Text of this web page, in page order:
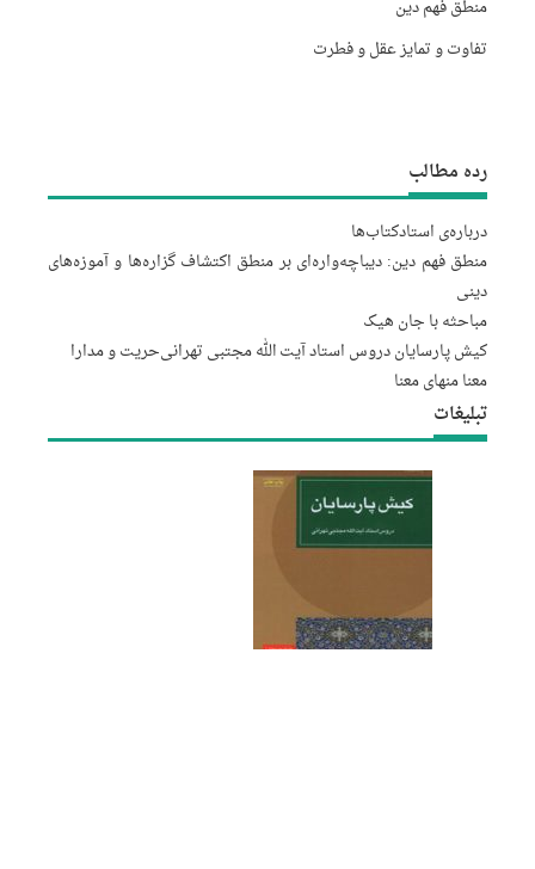
منطق فهم دین
تفاوت و تمایز عقل و فطرت
رده مطالب
درباره‌‌ی استادکتاب‌ها
منطق فهم دین: دیباچه‌واره‌ای بر منطق اکتشاف گزاره‌ها و آموزه‌های
دینی
مباحثه با جان هیک
کیش پارسایان دروس استاد آیت الله مجتبى تهرانىحریت و مدارا
معنا منهای معنا
تبلیغات